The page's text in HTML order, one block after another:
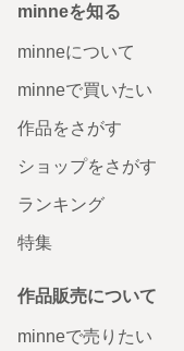
minneを知る
minneについて
minneで買いたい
作品をさがす
ショップをさがす
ランキング
特集
作品販売について
minneで売りたい